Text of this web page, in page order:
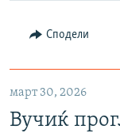
Сподели
март 30, 2026
Вучиќ